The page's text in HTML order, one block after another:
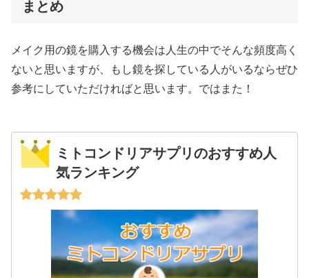
まとめ
メイク用の鏡を購入する機会は人生の中でそんな頻度高く
ないと思いますが、もし鏡を探している人がいるならぜひ
参考にしていただければと思います。ではまた！
ミトコンドリアサプリのおすすめ人
気ランキング